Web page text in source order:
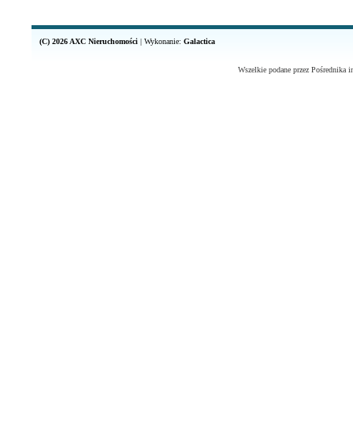
(C) 2026 AXC Nieruchomości | Wykonanie: Galactica
Wszelkie podane przez